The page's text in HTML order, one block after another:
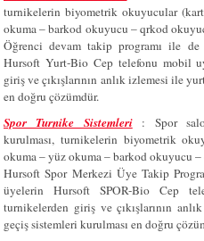
turnikelerin biyometrik okuyucular
okuma – barkod okuyucu – qrkod
Öğrenci devam takip programı ile
Hursoft Yurt-Bio Cep telefonu mobil
giriş ve çıkışlarının anlık izlemesi ile
en doğru çözümdür.
Spor Turnike Sistemleri: Spor
kurulması, turnikelerin biyometrik
okuma – yüz okuma – barkod okuyucu
Hursoft Spor Merkezi Üye Takip
üyelerin Hursoft SPOR-Bio Cep
turnikelerden giriş ve çıkışlarının
geçiş sistemleri kurulması en doğru